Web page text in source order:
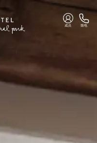
成员 致电